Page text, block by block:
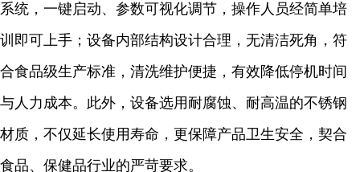
系统，一键启动、参数可视化调节，操作人员经简单培
训即可上手；设备内部结构设计合理，无清洁死角，符
合食品级生产标准，清洗维护便捷，有效降低停机时间
与人力成本。此外，设备选用耐腐蚀、耐高温的不锈钢
材质，不仅延长使用寿命，更保障产品卫生安全，契合
食品、保健品行业的严苛要求。